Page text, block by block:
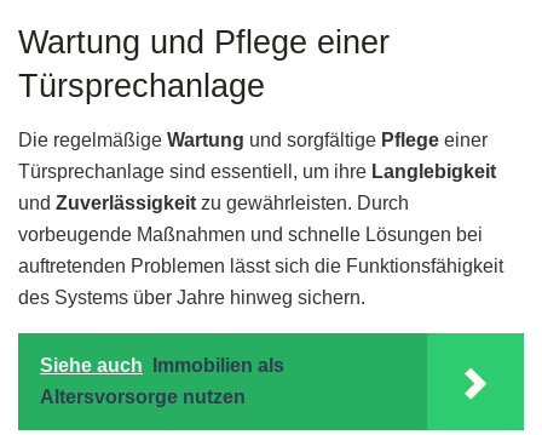
Wartung und Pflege einer
Türsprechanlage
Die regelmäßige Wartung und sorgfältige Pflege einer
Türsprechanlage sind essentiell, um ihre Langlebigkeit
und Zuverlässigkeit zu gewährleisten. Durch
vorbeugende Maßnahmen und schnelle Lösungen bei
auftretenden Problemen lässt sich die Funktionsfähigkeit
des Systems über Jahre hinweg sichern.
Siehe auch
Immobilien als
Altersvorsorge nutzen